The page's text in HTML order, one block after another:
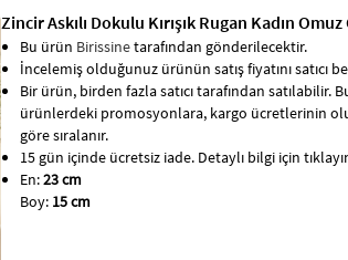
Zincir Askılı Dokulu Kırışık Rugan Kadın
Bu ürün Birissinetarafından gönderilecektir.
İncelemiş olduğunuz ürünün satış fiyatını satıcı
Bir ürün, birden fazla satıcı tarafından satılabilir.
ürünlerdeki promosyonlara, kargo ücretlerinin
göre sıralanır.
15 gün içinde ücretsiz iade. Detaylı bilgi için
En:23 cm
Boy: 15 cm